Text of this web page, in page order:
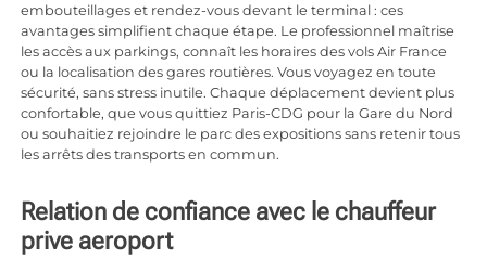
embouteillages et rendez-vous devant le terminal : ces
avantages simplifient chaque étape. Le professionnel maîtrise
les accès aux parkings, connaît les horaires des vols Air France
ou la localisation des gares routières. Vous voyagez en toute
sécurité, sans stress inutile. Chaque déplacement devient plus
confortable, que vous quittiez Paris-CDG pour la Gare du Nord
ou souhaitiez rejoindre le parc des expositions sans retenir tous
les arrêts des transports en commun.
Relation de confiance avec le chauffeur
prive aeroport